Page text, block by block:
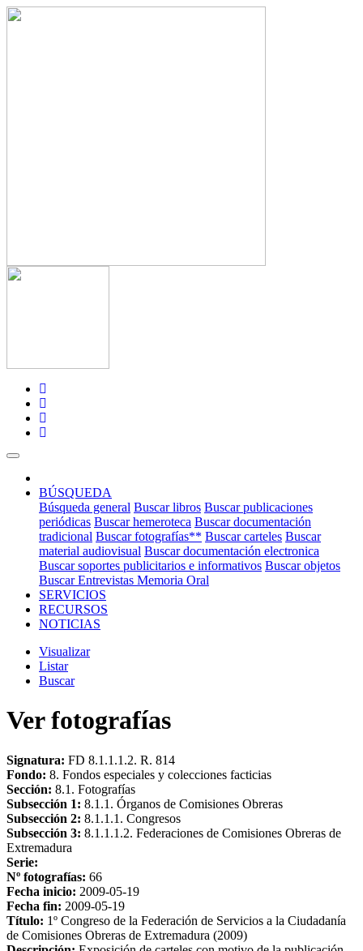
BÚSQUEDA
Búsqueda general Buscar libros Buscar publicaciones
periódicas Buscar hemeroteca Buscar documentación
tradicional Buscar fotografías** Buscar carteles Buscar
material audiovisual Buscar documentación electronica
Buscar soportes publicitarios e informativos Buscar objetos
Buscar Entrevistas Memoria Oral
SERVICIOS
RECURSOS
NOTICIAS
Visualizar
Listar
Buscar
Ver fotografías
Signatura: FD 8.1.1.1.2. R. 814
Fondo: 8. Fondos especiales y colecciones facticias
Sección: 8.1. Fotografías
Subsección 1: 8.1.1. Órganos de Comisiones Obreras
Subsección 2: 8.1.1.1. Congresos
Subsección 3: 8.1.1.1.2. Federaciones de Comisiones Obreras de
Extremadura
Serie:
Nº fotografías: 66
Fecha inicio: 2009-05-19
Fecha fin: 2009-05-19
Título: 1º Congreso de la Federación de Servicios a la Ciudadanía
de Comisiones Obreras de Extremadura (2009)